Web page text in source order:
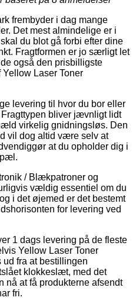
frembyder i dag mange
Det mest almindelige er i
du blot gå forbi efter dine
Fragtformen er jo særligt let
også den prisbilligste
Laser Toner
levering til hvor du bor eller
bliver jævnligt lidt
virkelig gnidningsløs. Den
vil dog altid være selv at
at du opholder dig i
/ Blækpatroner og
vældig essentiel om du
i det øjemed er det bestemt
for levering ved
1 dags levering på de fleste
Yellow Laser Toner
ud fra at bestillingen
klokkeslæt, med det
nå at få produkterne afsendt
fri.